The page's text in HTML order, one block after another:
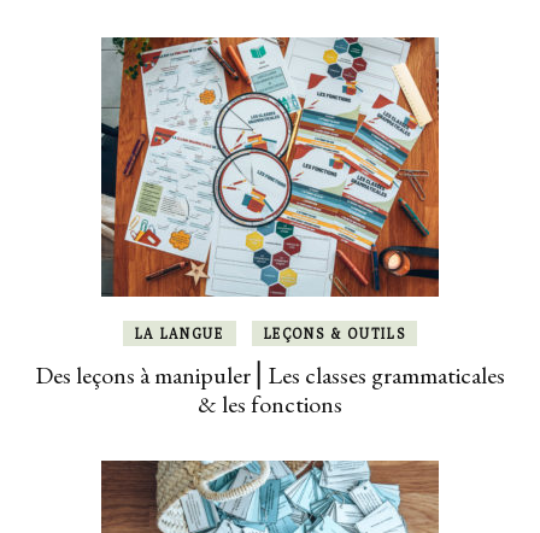
LA LANGUE LEÇONS & OUTILS
Des leçons à manipuler ⎜Les classes grammaticales
& les fonctions